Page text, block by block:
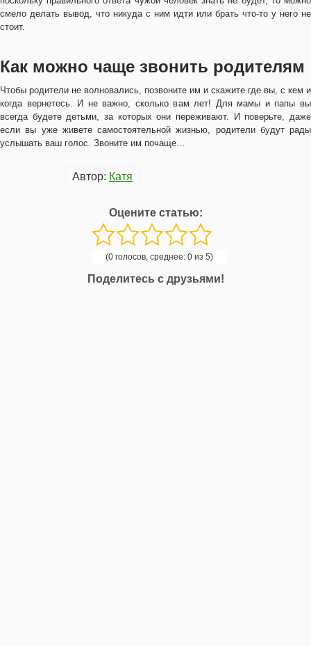
смело делать вывод, что никуда с ним идти или брать что-то у него не
стоит.
Как можно чаще звонить родителям
Чтобы родители не волновались, позвоните им и скажите где вы, с кем и
когда вернетесь. И не важно, сколько вам лет! Для мамы и папы вы
всегда будете детьми, за которых они переживают. И поверьте, даже
если вы уже живете самостоятельной жизнью, родители будут рады
услышать ваш голос. Звоните им почаще…
Автор: Катя
Оцените статью:
(0 голосов, среднее: 0 из 5)
Поделитесь с друзьями!